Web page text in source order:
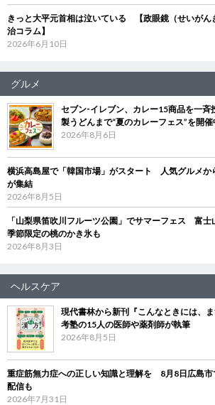
きっと大平元首相は泣いている 【政眼鏡（せいがん
治コラム】
2026年6月10日
グルメ
セブン‐イレブン、カレー15商品を一
製うどんまで“夏のカレーフェス”を開催
2026年8月6日
横浜高島屋で「韓国市場」がスタート 人気グルメか
が集結
2026年8月5日
「山梨県笛吹川フルーツ公園」でサマーフェス 富士
季節限定の桃のかき氷も
2026年8月3日
ヘルスケア
現代書林から新刊『こんなときには、
考塾の15人の医師や薬剤師が執筆
2026年8月5日
重症筋無力症への正しい知識と理解を 8月8日広島市
配信も
2026年7月31日